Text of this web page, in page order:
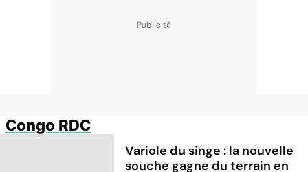
Congo RDC
Variole du singe : la nouvelle
souche gagne du terrain en